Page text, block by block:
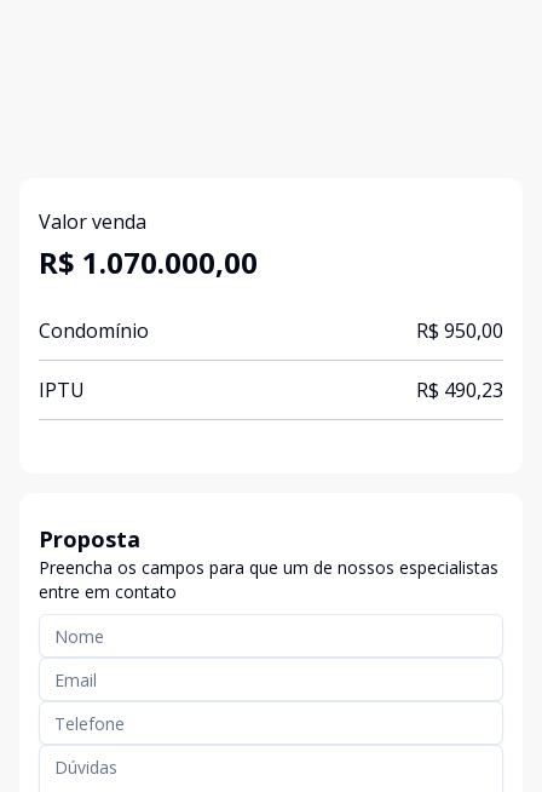
Valor venda
R$ 1.070.000,00
Condomínio R$ 950,00
IPTU R$ 490,23
Proposta
Preencha os campos para que um de nossos especialistas
entre em contato